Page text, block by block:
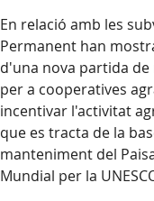
En relació amb les
Permanent han
d'una nova partida
per a cooperatives
incentivar l'activitat
que es tracta de la
manteniment del
Mundial per la